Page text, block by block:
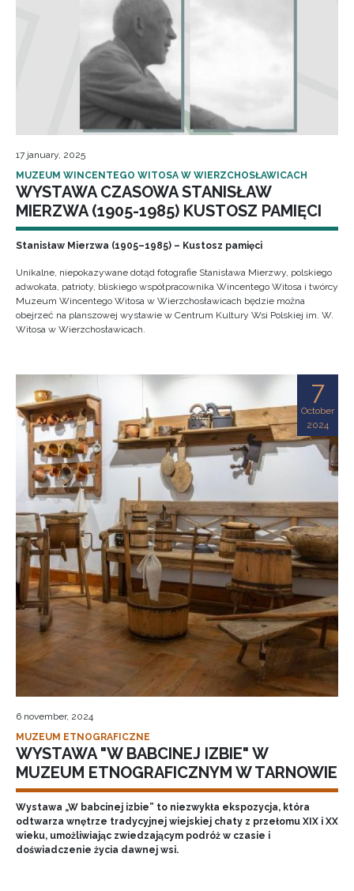
17 january, 2025
MUZEUM WINCENTEGO WITOSA W WIERZCHOSŁAWICACH
WYSTAWA CZASOWA STANISŁAW
MIERZWA (1905-1985) KUSTOSZ PAMIĘCI
Stanisław Mierzwa (1905–1985) – Kustosz pamięci
Unikalne, niepokazywane dotąd fotografie Stanisława Mierzwy, polskiego
adwokata, patrioty, bliskiego współpracownika Wincentego Witosa i twórcy
Muzeum Wincentego Witosa w Wierzchosławicach będzie można
obejrzeć na planszowej wystawie w Centrum Kultury Wsi Polskiej im. W.
Witosa w Wierzchosławicach.
7
October
2024
6 november, 2024
MUZEUM ETNOGRAFICZNE
WYSTAWA "W BABCINEJ IZBIE" W
MUZEUM ETNOGRAFICZNYM W TARNOWIE
Wystawa „W babcinej izbie” to niezwykła ekspozycja, która
odtwarza wnętrze tradycyjnej wiejskiej chaty z przełomu XIX i XX
wieku, umożliwiając zwiedzającym podróż w czasie i
doświadczenie życia dawnej wsi.